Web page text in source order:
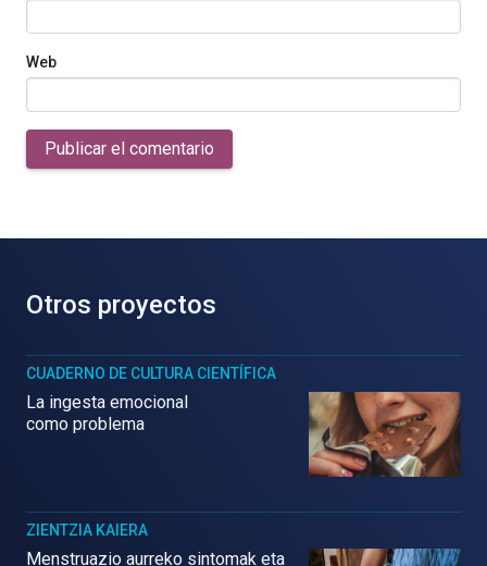
Web
Publicar el comentario
Otros proyectos
CUADERNO DE CULTURA CIENTÍFICA
La ingesta emocional
como problema
ZIENTZIA KAIERA
Menstruazio aurreko sintomak eta